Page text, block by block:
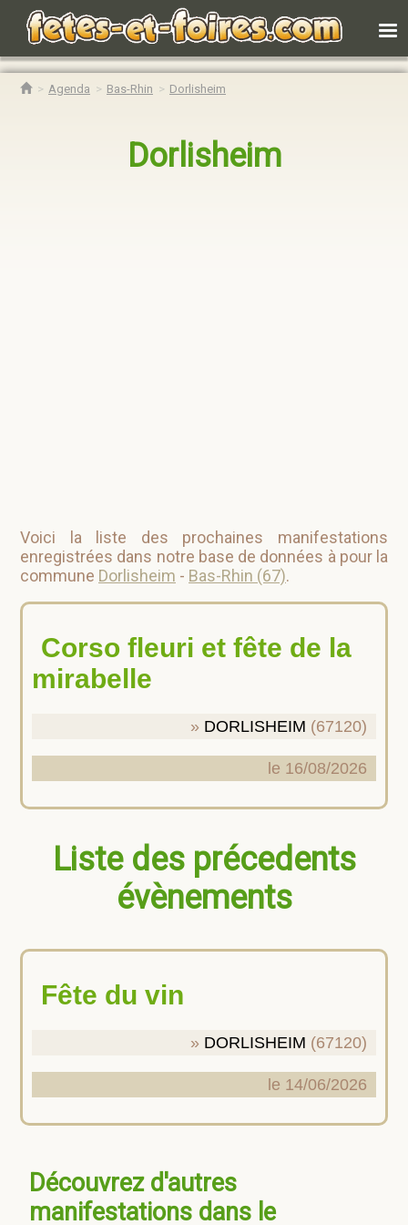
Agenda Bas-Rhin Dorlisheim
Dorlisheim
Voici la liste des prochaines manifestations
enregistrées dans notre base de données à pour la
commune Dorlisheim - Bas-Rhin (67).
Corso fleuri et fête de la
mirabelle
DORLISHEIM (67120)
le 16/08/2026
Liste des précedents
évènements
Fête du vin
DORLISHEIM (67120)
le 14/06/2026
Découvrez d'autres
manifestations dans le